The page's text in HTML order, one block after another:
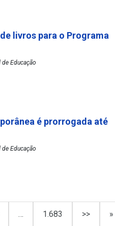
livros para o Programa
Educação
é prorrogada até
Educação
… 1.683 >> »